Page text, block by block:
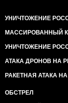
УНИЧТОЖЕНИЕ
МАССИРОВАННЫЙ
УНИЧТОЖЕНИЕ
АТАКА ДРОНОВ НА
РАКЕТНАЯ АТАКА
ОБСТРЕЛ